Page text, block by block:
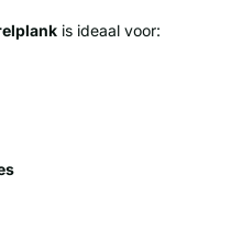
is ideaal voor: